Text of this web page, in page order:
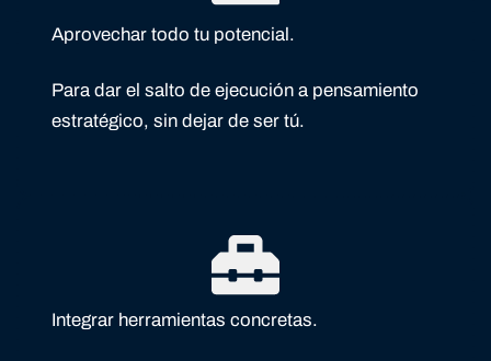
Aprovechar todo tu potencial.
Para dar el salto de ejecución a pensamiento
estratégico, sin dejar de ser tú.
Integrar herramientas concretas.